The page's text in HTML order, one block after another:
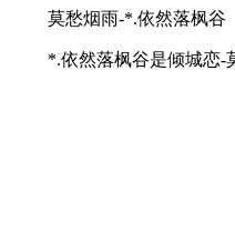
莫愁烟雨-*.依然落枫谷
*.依然落枫谷是倾城恋-莫